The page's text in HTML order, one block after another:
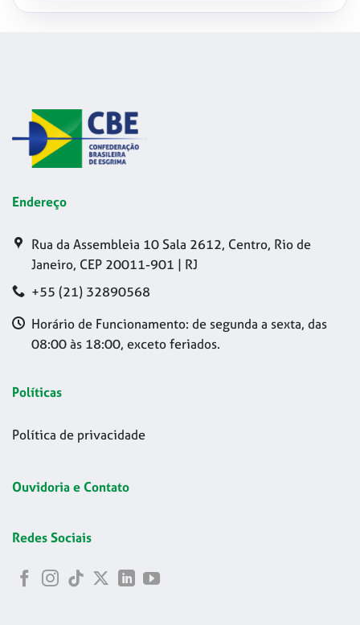
Endereço
Rua da Assembleia 10 Sala 2612, Centro, Rio de
Janeiro, CEP 20011-901 | RJ
+55 (21) 32890568
Horário de Funcionamento: de segunda a sexta, das
08:00 às 18:00, exceto feriados.
Políticas
Política de privacidade
Ouvidoria e Contato
Redes Sociais